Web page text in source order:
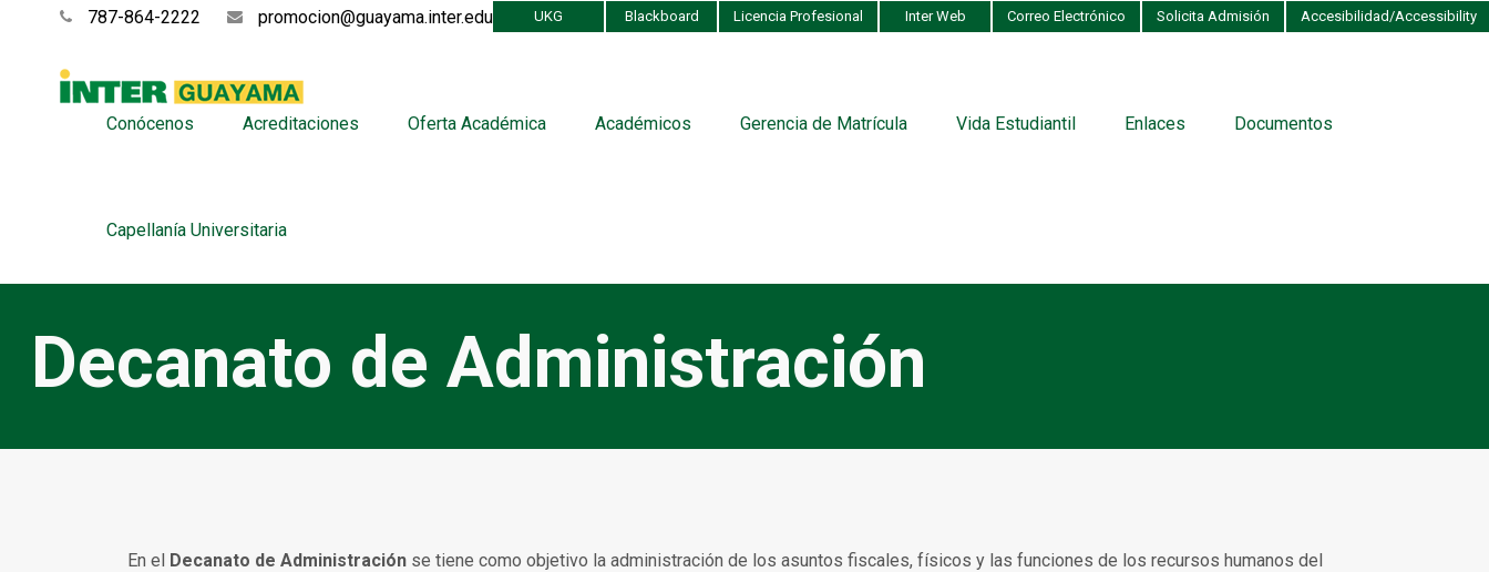
UKG Blackboard Licencia Profesional Inter Web Correo Electrónico Solicita Admisión Accesibilidad/Accessibility
787-864-2222 promocion@guayama.inter.edu
Conócenos Acreditaciones Oferta Académica Académicos Gerencia de Matrícula Vida Estudiantil Enlaces Documentos
Capellanía Universitaria
Decanato de Administración
En el Decanato de Administración se tiene como objetivo la administración de los asuntos fiscales, físicos y las funciones de los recursos humanos del